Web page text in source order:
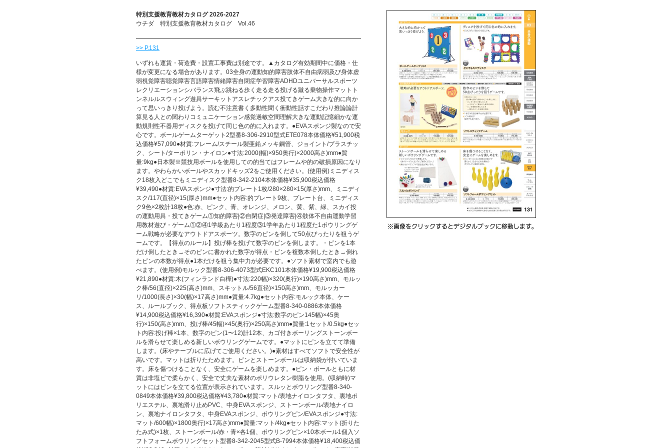
特別支援教育教材カタログ 2026-2027
ウチダ 特別支援教育教材カタログ Vol.46
>> P.131
いずれも運賃・荷造費・設置工事費は別途です。▲カタログ有効期間中に価格・仕
様が変更になる場合があります。03全身の運動知的障害肢体不自由病弱及び身体虚
弱視覚障害聴覚障害言語障害情緒障害自閉症学習障害ADHDユニバーサルスポーツ
レクリエーションシバランス飛ぶ跳ねる歩く走る走る投げる蹴る乗物操作マットト
ンネルルスウィング遊具サーキットアスレチックアス投てきゲーム大きな的に向か
って思いっきり投げよう。読む不注意書く多動性聞く衝動性話すこだわり推論論計
算見る人との関わりコミュニケーション感覚過敏空間理解大きな運動記憶細かな運
動規則性不器用ディスクを投げて同じ色の的に入れます。●EVAスポンジ製なので安
心です。ボールゲームターゲット2型番8-306-2910型式ETE078本体価格¥51,900税
込価格¥57,090●材質:フレーム/スチール製亜鉛メッキ鋼管、ジョイント/プラスチッ
ク、シート/ターポリン・ナイロン●寸法:2000(幅)×950奥行)×2000高さ)mm●質
量:9kg●日本製※競技用ボールを使用しての的当てはフレームや的の破損原因になり
ます。やわらかいボールやスカッドキッズ2をご使用ください。(使用例)ミニディス
ク18枚入どこでもミニディスク型番8-342-2104本体価格¥35,900税込価格
¥39,490●材質:EVAスポンジ●寸法:的プレート1枚/280×280×15(厚さ)mm、ミニディ
スク/117(直径)×15(厚さ)mm●セット内容:的プレート9枚、プレート台、ミニディス
ク9色×2枚計18枚●色:赤、ピンク、青、オレンジ、メロン、黄、紫、緑、スカイ投
の運動用具・投てきゲーム①知的障害|②自閉症|③発達障害|④肢体不自由運動学習
用教材遊び・ゲーム①②④1学級あたり1程度③1学年あたり1程度た1ボウリングゲ
ーム戦略が必要なアウトドアスポーツ。数字のピンを倒して50点ぴったりを狙うゲ
ームです。【得点のルール】投げ棒を投げて数字のピンを倒します。・ピンを1本
だけ倒したとき→そのピンに書かれた数字が得点・ピンを複数本倒したとき→倒れ
たピンの本数が得点●1本だけを狙う集中力が必要です。●ソフト素材で室内でも遊
べます。(使用例)モルック型番8-306-4073型式EKC101本体価格¥19,900税込価格
¥21,890●材質:木(フィンランド白樺)●寸法:220幅)×320(奥行)×190高さ)mm、モルッ
ク棒/56(直径)×225(高さ)mm、スキットル/56直径)×150高さ)mm、モルッカー
リ/1000(長さ)×30(幅)×17高さ)mm●質量:4.7kg●セット内容:モルック本体、ケー
ス、ルールブック、得点板ソフトスティックゲーム型番8-340-0886本体価格
¥14,900税込価格¥16,390●材質:EVAスポンジ●寸法:数字のピン145幅)×45奥
行)×150(高さ)mm、投げ棒/45幅)×45(奥行)×250高さ)mm●質量:1セット/0.5kg●セッ
ト内容:投げ棒×1本、数字のピン(1〜12)計12本、カゴ付きボーリングストーンボー
ルを滑らせて楽しめる新しいボウリングゲームです。●マットにピンを立てて準備
します。(床やテーブルに広げてご使用ください。)●素材はすべてソフトで安全性が
高いです。マットは折りたためます。ピンとストーンボールは収納袋が付いていま
す。床を傷つけることなく、安全にゲームを楽しめます。●ピン・ボールともに材
質は非塩ビで柔らかく、安全で丈夫な素材のポリウレタン樹脂を使用。(収納時)マ
ットにはピンを立てる位置が表示されています。スルッとボウリング型番8-340-
0849本体価格¥39,800税込価格¥43,780●材質:マット/表地ナイロンタフタ、裏地ポ
リエステル、裏地滑り止めPVC、中身EVAスポンジ、ストーンボール/表地ナイロ
ン、裏地ナイロンタフタ、中身EVAスポンジ、ボウリングピン/EVAスポンジ●寸法:
マット/600幅)×1800奥行)×17高さ)mm●質量:マット/4kg●セット内容:マット(折りた
たみ式)×1枚、ストーンボール/赤・青×各1個、ボウリングピン×10本ボール1個入ソ
フトフォームボウリングセット型番8-342-2045型式B-7994本体価格¥18,400税込価